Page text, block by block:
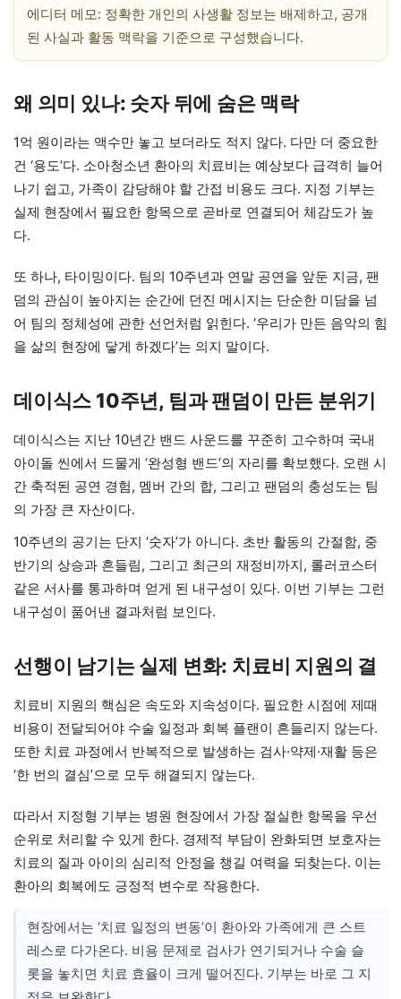
에디터 메모: 정확한 개인의 사생활 정보는 배제하고, 공개
된 사실과 활동 맥락을 기준으로 구성했습니다.
왜 의미 있나: 숫자 뒤에 숨은 맥락
1억 원이라는 액수만 놓고 보더라도 적지 않다. 다만 더 중요한
건 ‘용도’다. 소아청소년 환아의 치료비는 예상보다 급격히 늘어
나기 쉽고, 가족이 감당해야 할 간접 비용도 크다. 지정 기부는
실제 현장에서 필요한 항목으로 곧바로 연결되어 체감도가 높
다.
또 하나, 타이밍이다. 팀의 10주년과 연말 공연을 앞둔 지금, 팬
덤의 관심이 높아지는 순간에 던진 메시지는 단순한 미담을 넘
어 팀의 정체성에 관한 선언처럼 읽힌다. ‘우리가 만든 음악의 힘
을 삶의 현장에 닿게 하겠다’는 의지 말이다.
데이식스 10주년, 팀과 팬덤이 만든 분위기
데이식스는 지난 10년간 밴드 사운드를 꾸준히 고수하며 국내
아이돌 씬에서 드물게 ‘완성형 밴드’의 자리를 확보했다. 오랜 시
간 축적된 공연 경험, 멤버 간의 합, 그리고 팬덤의 충성도는 팀
의 가장 큰 자산이다.
10주년의 공기는 단지 ‘숫자’가 아니다. 초반 활동의 간절함, 중
반기의 상승과 흔들림, 그리고 최근의 재정비까지, 롤러코스터
같은 서사를 통과하며 얻게 된 내구성이 있다. 이번 기부는 그런
내구성이 품어낸 결과처럼 보인다.
선행이 남기는 실제 변화: 치료비 지원의 결
치료비 지원의 핵심은 속도와 지속성이다. 필요한 시점에 제때
비용이 전달되어야 수술 일정과 회복 플랜이 흔들리지 않는다.
또한 치료 과정에서 반복적으로 발생하는 검사·약제·재활 등은
‘한 번의 결심’으로 모두 해결되지 않는다.
따라서 지정형 기부는 병원 현장에서 가장 절실한 항목을 우선
순위로 처리할 수 있게 한다. 경제적 부담이 완화되면 보호자는
치료의 질과 아이의 심리적 안정을 챙길 여력을 되찾는다. 이는
환아의 회복에도 긍정적 변수로 작용한다.
현장에서는 ‘치료 일정의 변동’이 환아와 가족에게 큰 스트
레스로 다가온다. 비용 문제로 검사가 연기되거나 수술 슬
롯을 놓치면 치료 효율이 크게 떨어진다. 기부는 바로 그 지